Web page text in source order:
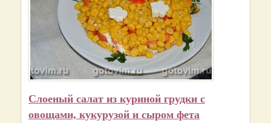
Слоеный салат из куриной грудки с
овощами, кукурузой и сыром фета